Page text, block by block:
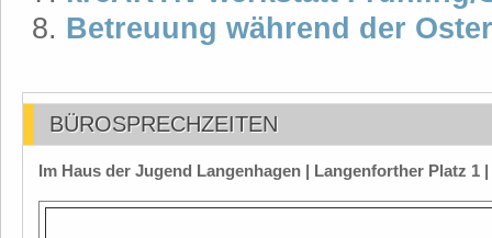
Betreuung während der
BÜROSPRECHZEITEN
Im Haus der Jugend Langenhagen | Langenforther Platz 1